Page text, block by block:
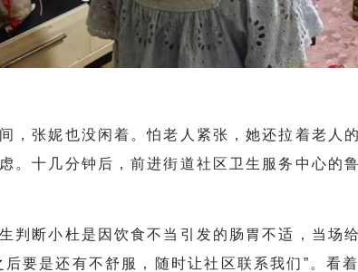
，张妮也没闲着。怕老人紧张，她还拉着老人
。十几分钟后，前进街道社区卫生服务中心的
判断小杜是因饮食不当引发的肠胃不适，当场
后要是还有不舒服，随时让社区联系我们”。看